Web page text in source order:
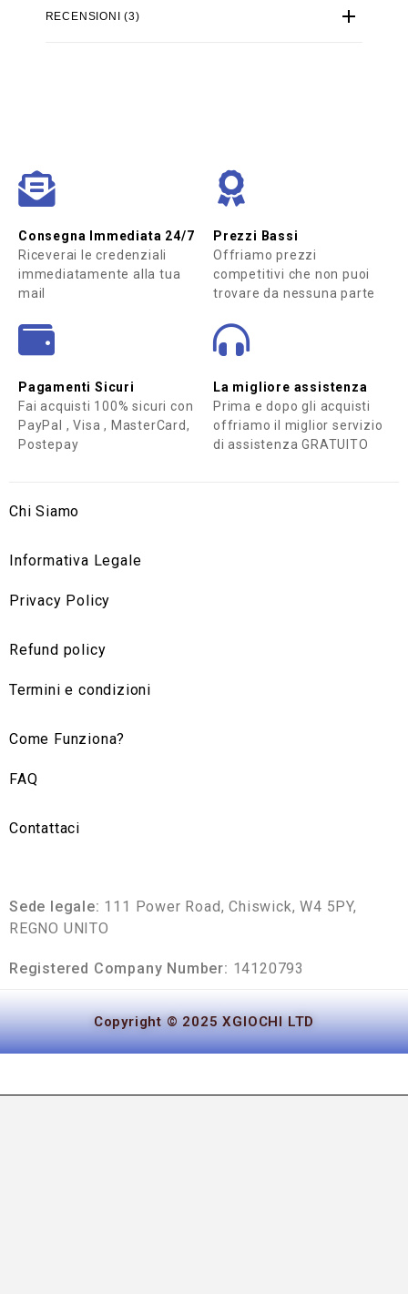
RECENSIONI (3)
Consegna Immediata 24/7
Riceverai le credenziali
immediatamente alla tua
mail
Prezzi Bassi
Offriamo prezzi
competitivi che non puoi
trovare da nessuna parte
Pagamenti Sicuri
Fai acquisti 100% sicuri con
PayPal , Visa , MasterCard,
Postepay
La migliore assistenza
Prima e dopo gli acquisti
offriamo il miglior servizio
di assistenza GRATUITO
Chi Siamo
Informativa Legale
Privacy Policy
Refund policy
Termini e condizioni
Come Funziona?
FAQ
Contattaci
Sede legale: 111 Power Road, Chiswick, W4 5PY,
REGNO UNITO
Registered Company Number: 14120793
Copyright © 2025 XGIOCHI LTD